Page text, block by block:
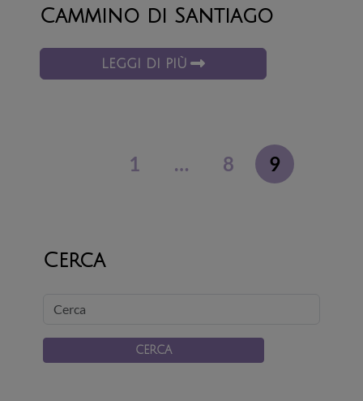
Cammino di Santiago
LEGGI DI PIÙ
1 … 8 9
Cerca
Cerca
CERCA